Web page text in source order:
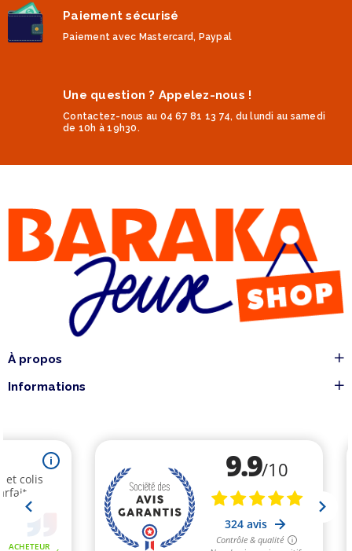
Paiement sécurisé
Paiement avec Mastercard, Paypal
Une question ? Appelez-nous !
Contactez-nous au 04 67 81 13 74, du lundi au samedi
de 10h à 19h30.
À propos
Informations